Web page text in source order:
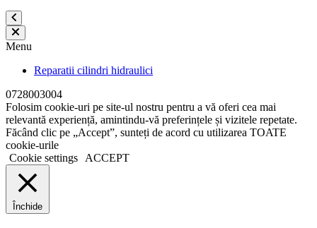
Menu
Reparatii cilindri hidraulici
0728003004
Folosim cookie-uri pe site-ul nostru pentru a vă oferi cea mai
relevantă experiență, amintindu-vă preferințele și vizitele repetate.
Făcând clic pe „Accept”, sunteți de acord cu utilizarea TOATE
cookie-urile
Cookie settings
ACCEPT
Închide